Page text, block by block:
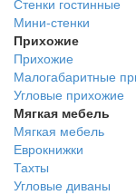
Стенки гостинные
Мини-стенки
Прихожие
Прихожие
Малогабаритные
Угловые прихожие
Мягкая мебель
Мягкая мебель
Еврокнижки
Тахты
Угловые диваны